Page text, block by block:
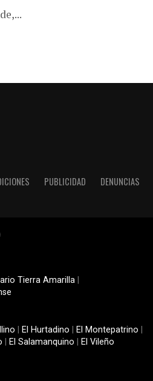
PUBLICIDAD DENUNCIAS
Tierra Amarilla
El Hurtadino El Montepatrino
El Salamanquino El Vileño